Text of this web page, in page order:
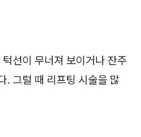
선이 무너져 보이거나 잔주
. 그럴 때 리프팅 시술을 많